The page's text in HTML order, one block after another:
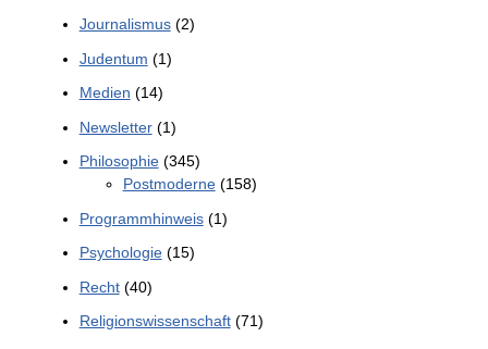
Journalismus(2)
Judentum (1)
Medien (14)
Newsletter(1)
Philosophie(345)
Postmoderne(158)
Programmhinweis(1)
Psychologie(15)
Recht(40)
Religionswissenschaft(71)